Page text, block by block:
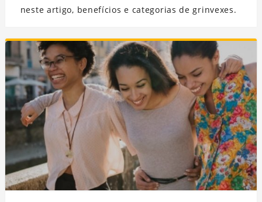
neste artigo, benefícios e categorias de grinvexes.